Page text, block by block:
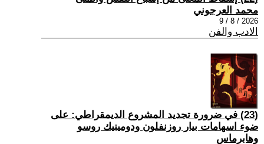
محمد العرجوني
2026 / 8 / 9
الادب والفن
(23) في ضرورة تجديد المشروع الديمقراطي: على
ضوء اسهامات بيار روزنفلون ودومينيك روسو
وهابرماس